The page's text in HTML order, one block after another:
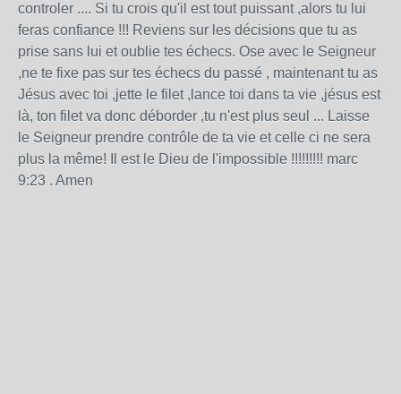
controler .... Si tu crois qu'il est tout puissant ,alors tu lui
feras confiance !!! Reviens sur les décisions que tu as
prise sans lui et oublie tes échecs. Ose avec le Seigneur
,ne te fixe pas sur tes échecs du passé , maintenant tu as
Jésus avec toi ,jette le filet ,lance toi dans ta vie ,jésus est
là, ton filet va donc déborder ,tu n'est plus seul ... Laisse
le Seigneur prendre contrôle de ta vie et celle ci ne sera
plus la même! Il est le Dieu de l'impossible !!!!!!!!! marc
9:23 . Amen